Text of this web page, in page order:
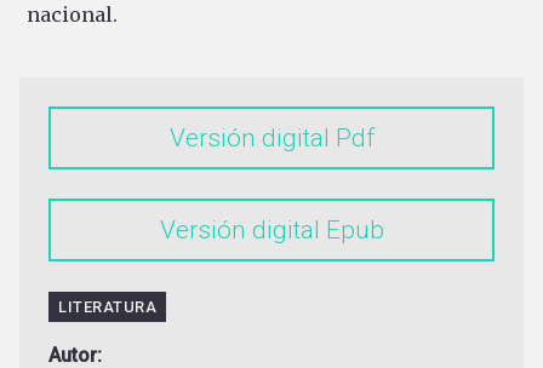
nacional.
Versión digital
Versión digital
LITERATURA
Autor